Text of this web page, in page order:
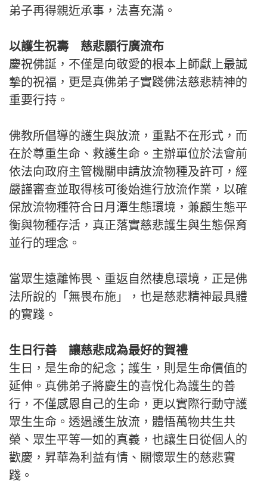
弟子再得親近承事，法喜充滿。
以護生祝壽 慈悲願行廣流布
慶祝佛誕，不僅是向敬愛的根本上師獻上最誠
摯的祝福，更是真佛弟子實踐佛法慈悲精神的
重要行持。
佛教所倡導的護生與放流，重點不在形式，而
在於尊重生命、救護生命。主辦單位於法會前
依法向政府主管機關申請放流物種及許可，經
嚴謹審查並取得核可後始進行放流作業，以確
保放流物種符合日月潭生態環境，兼顧生態平
衡與物種存活，真正落實慈悲護生與生態保育
並行的理念。
當眾生遠離怖畏、重返自然棲息環境，正是佛
法所說的「無畏布施」，也是慈悲精神最具體
的實踐。
生日行善 讓慈悲成為最好的賀禮
生日，是生命的紀念；護生，則是生命價值的
延伸。真佛弟子將慶生的喜悅化為護生的善
行，不僅感恩自己的生命，更以實際行動守護
眾生生命。透過護生放流，體悟萬物共生共
榮、眾生平等一如的真義，也讓生日從個人的
歡慶，昇華為利益有情、關懷眾生的慈悲實
踐。